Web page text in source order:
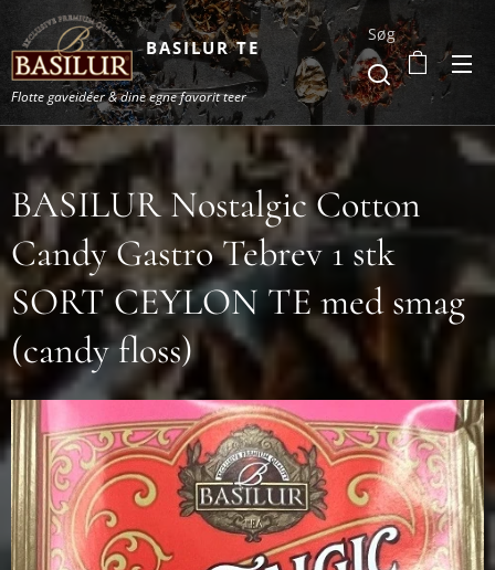
BASILUR TE
Flotte gaveidéer & dine egne favorit teer
Søg
BASILUR Nostalgic Cotton
Candy Gastro Tebrev 1 stk
SORT CEYLON TE med smag
(candy floss)